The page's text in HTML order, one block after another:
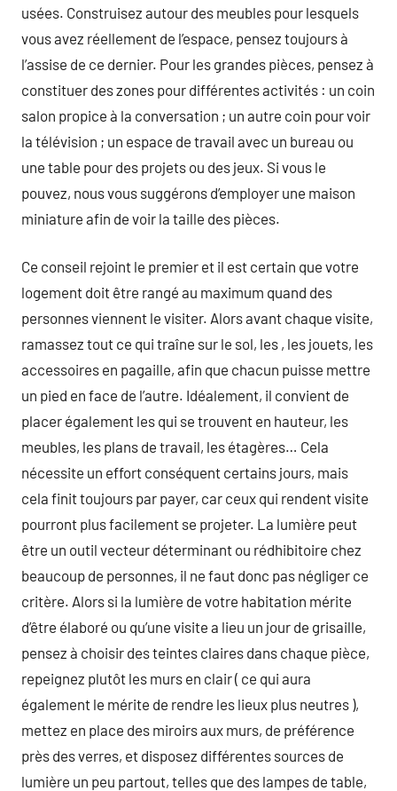
usées. Construisez autour des meubles pour lesquels
vous avez réellement de l’espace, pensez toujours à
l’assise de ce dernier. Pour les grandes pièces, pensez à
constituer des zones pour différentes activités : un coin
salon propice à la conversation ; un autre coin pour voir
la télévision ; un espace de travail avec un bureau ou
une table pour des projets ou des jeux. Si vous le
pouvez, nous vous suggérons d’employer une maison
miniature afin de voir la taille des pièces.
Ce conseil rejoint le premier et il est certain que votre
logement doit être rangé au maximum quand des
personnes viennent le visiter. Alors avant chaque visite,
ramassez tout ce qui traîne sur le sol, les , les jouets, les
accessoires en pagaille, afin que chacun puisse mettre
un pied en face de l’autre. Idéalement, il convient de
placer également les qui se trouvent en hauteur, les
meubles, les plans de travail, les étagères… Cela
nécessite un effort conséquent certains jours, mais
cela finit toujours par payer, car ceux qui rendent visite
pourront plus facilement se projeter. La lumière peut
être un outil vecteur déterminant ou rédhibitoire chez
beaucoup de personnes, il ne faut donc pas négliger ce
critère. Alors si la lumière de votre habitation mérite
d’être élaboré ou qu’une visite a lieu un jour de grisaille,
pensez à choisir des teintes claires dans chaque pièce,
repeignez plutôt les murs en clair ( ce qui aura
également le mérite de rendre les lieux plus neutres ),
mettez en place des miroirs aux murs, de préférence
près des verres, et disposez différentes sources de
lumière un peu partout, telles que des lampes de table,